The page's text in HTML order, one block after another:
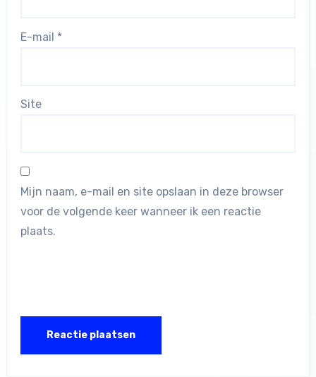
E-mail *
Site
Mijn naam, e-mail en site opslaan in deze browser
voor de volgende keer wanneer ik een reactie
plaats.